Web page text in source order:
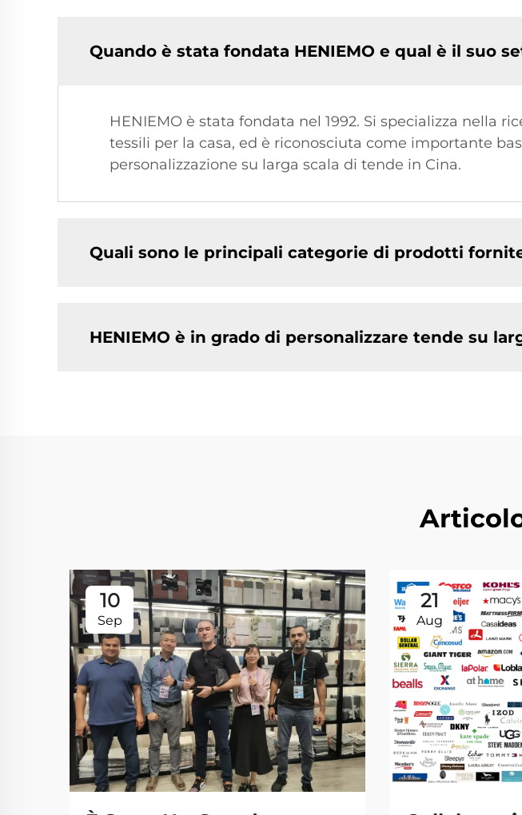
Quando è stata fondata HENIEMO e qual è il suo
HENIEMO è stata fondata nel 1992. Si specializza nella
tessili per la casa, ed è riconosciuta come importante
personalizzazione su larga scala di tende in Cina.
Quali sono le principali categorie di prodotti fornite
HENIEMO è in grado di personalizzare tende su
10
Sep
21
Aug